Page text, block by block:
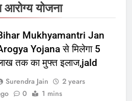
आरोग्य योजना
Mukhyamantri Jan
Yojana से मिलेगा 5
तक का मुफ्त इलाज,jald
Surendra Jain
2 years
0 1 mins